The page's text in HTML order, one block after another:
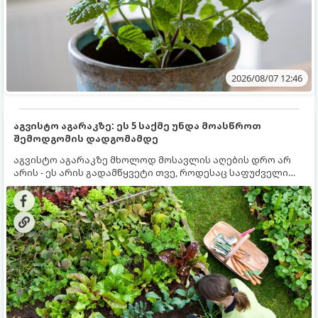
2026/08/07 12:46
აგვისტო აგარაკზე: ეს 5 საქმე უნდა მოასწროთ
შემოდგომის დადგომამდე
აგვისტო აგარაკზე მხოლოდ მოსავლის აღების დრო არ
არის - ეს არის გადამწყვეტი თვე, როდესაც საფუძველი
ეყრება მომავალი წლის მოსავალს და ბაღი მზადდება
შემოდგომა-ზამთრის სეზონისთვის. იმისათვის, რომ
ნიადაგმა ენერგია აღიდგინოს, ხოლო მცენარეებმა
ზამთარს გაუძლონ, აგვისტოს ბოლომდე 5
მნიშვნელოვანი საქმის გაკეთება უნდა მოასწროთ: